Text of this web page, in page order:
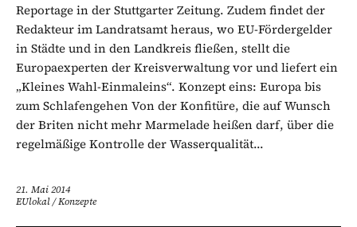
Reportage in der Stuttgarter Zeitung. Zudem findet der
Redakteur im Landratsamt heraus, wo EU-Fördergelder
in Städte und in den Landkreis fließen, stellt die
Europaexperten der Kreisverwaltung vor und liefert ein
„Kleines Wahl-Einmaleins“. Konzept eins: Europa bis
zum Schlafengehen Von der Konfitüre, die auf Wunsch
der Briten nicht mehr Marmelade heißen darf, über die
regelmäßige Kontrolle der Wasserqualität...
21. Mai 2014
EUlokal/Konzepte